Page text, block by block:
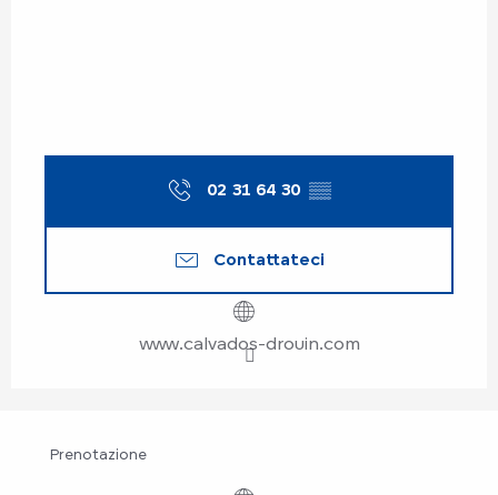
02 31 64 30 ▒▒
Contattateci
www.calvados-drouin.com
Prenotazione